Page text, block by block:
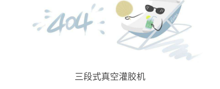
三段式真空灌胶机